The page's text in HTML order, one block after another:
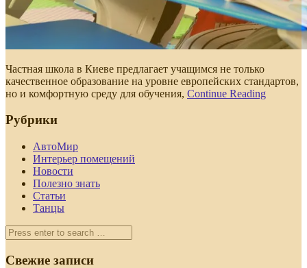
Частная школа в Киеве предлагает учащимся не только
качественное образование на уровне европейских стандартов,
но и комфортную среду для обучения, Continue Reading
Рубрики
АвтоМир
Интерьер помещений
Новости
Полезно знать
Статьи
Танцы
Свежие записи